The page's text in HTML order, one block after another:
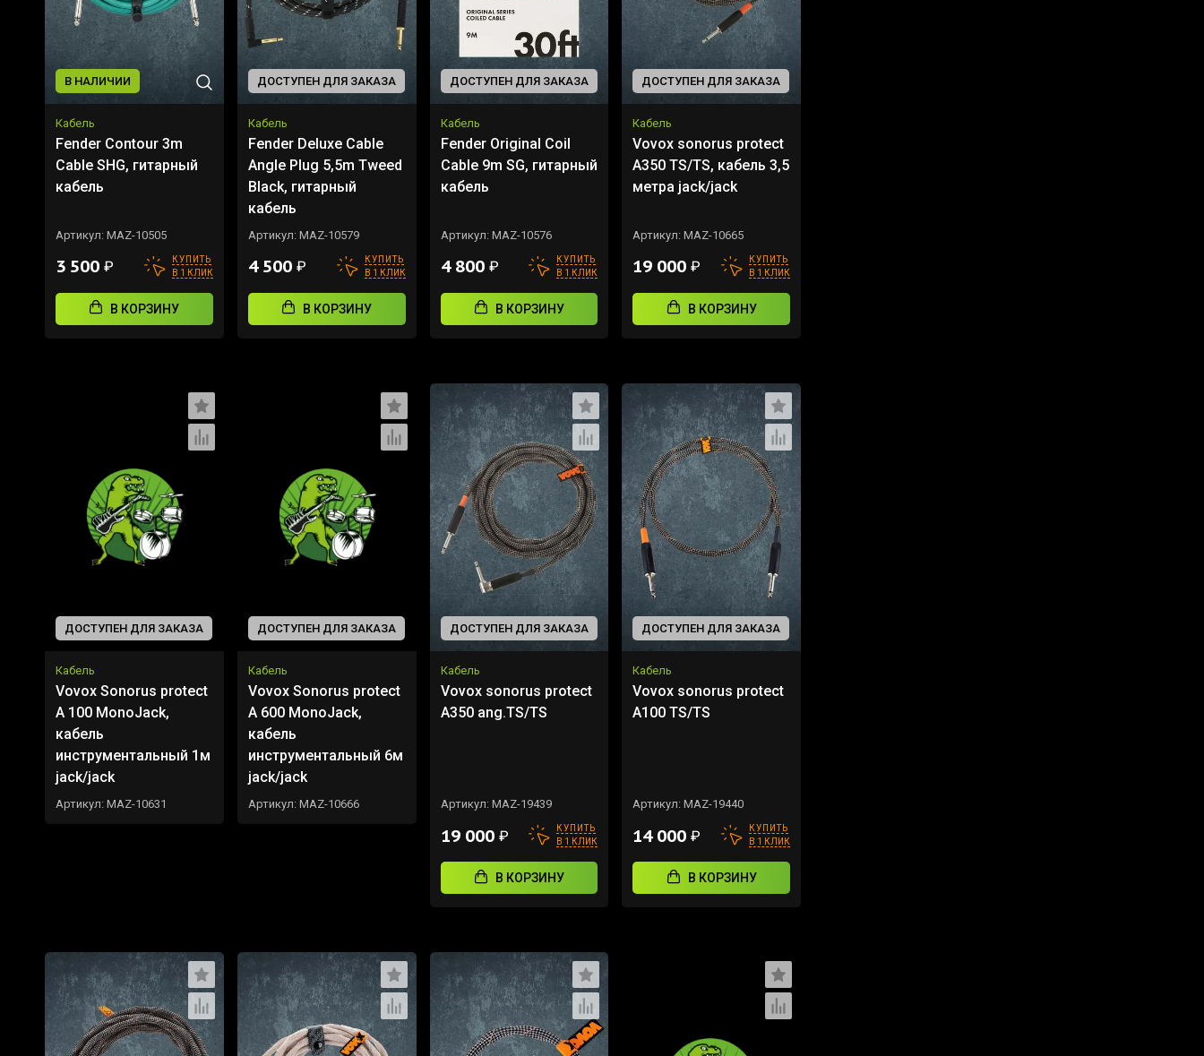
В НАЛИЧИИ
Кабель
Fender Contour 3m
Cable SHG, гитарный
кабель
Артикул: MAZ-10505
3 500 ₽
КУПИТЬ
В 1 КЛИК
В КОРЗИНУ
ДОСТУПЕН ДЛЯ ЗАКАЗА
Кабель
Fender Deluxe Cable
Angle Plug 5,5m Tweed
Black, гитарный
кабель
Артикул: MAZ-10579
4 500 ₽
КУПИТЬ
В 1 КЛИК
В КОРЗИНУ
ДОСТУПЕН ДЛЯ ЗАКАЗА
Кабель
Fender Original Coil
Cable 9m SG, гитарный
кабель
Артикул: MAZ-10576
4 800 ₽
КУПИТЬ
В 1 КЛИК
В КОРЗИНУ
ДОСТУПЕН ДЛЯ ЗАКАЗА
Кабель
Vovox sonorus protect
A350 TS/TS, кабель 3,5
метра jack/jack
Артикул:MAZ-10665
19 000₽
КУПИТЬ
В 1 КЛИК
В КОРЗИНУ
ДОСТУПЕН ДЛЯ ЗАКАЗА
Кабель
Vovox Sonorus protect
A 100 MonoJack,
кабель
инструментальный 1м
jack/jack
Артикул: MAZ-10631
ДОСТУПЕН ДЛЯ ЗАКАЗА
Кабель
Vovox Sonorus protect
A 600 MonoJack,
кабель
инструментальный 6м
jack/jack
Артикул: MAZ-10666
ДОСТУПЕН ДЛЯ ЗАКАЗА
Кабель
Vovox sonorus protect
A350 ang.TS/TS
Артикул: MAZ-19439
19 000 ₽
КУПИТЬ
В 1 КЛИК
В КОРЗИНУ
ДОСТУПЕН ДЛЯ ЗАКАЗА
Кабель
Vovox sonorus protect
A100 TS/TS
Артикул:MAZ-19440
14 000₽
КУПИТЬ
В 1 КЛИК
В КОРЗИНУ